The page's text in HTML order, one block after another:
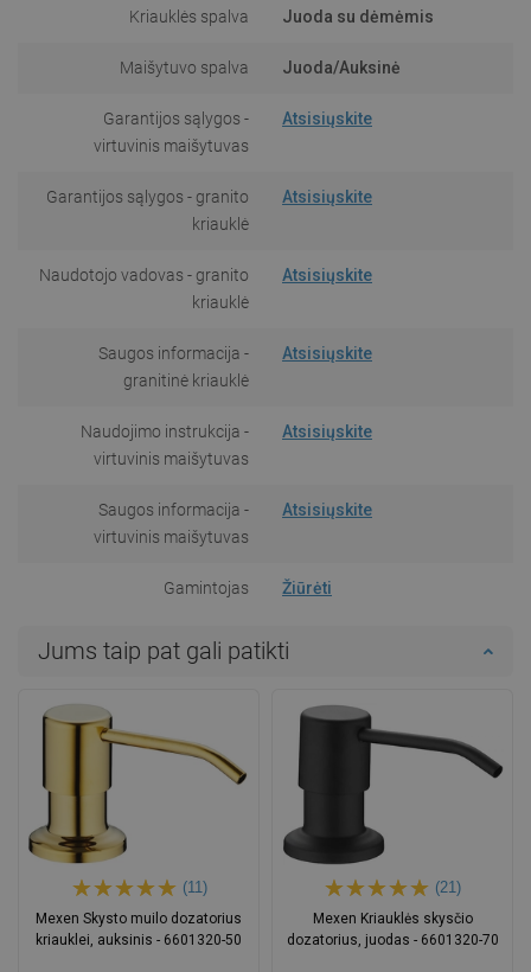
Kriauklės spalva Juoda su dėmėmis
Maišytuvo spalva Juoda/Auksinė
Garantijos sąlygos -
virtuvinis maišytuvas
Atsisiųskite
Garantijos sąlygos - granito
kriauklė
Atsisiųskite
Naudotojo vadovas - granito
kriauklė
Atsisiųskite
Saugos informacija -
granitinė kriauklė
Atsisiųskite
Naudojimo instrukcija -
virtuvinis maišytuvas
Atsisiųskite
Saugos informacija -
virtuvinis maišytuvas
Atsisiųskite
Gamintojas Žiūrėti
Jums taip pat gali patikti
(11)
Mexen Skysto muilo dozatorius
kriauklei, auksinis - 6601320-50
(21)
Mexen Kriauklės skysčio
dozatorius, juodas - 6601320-70